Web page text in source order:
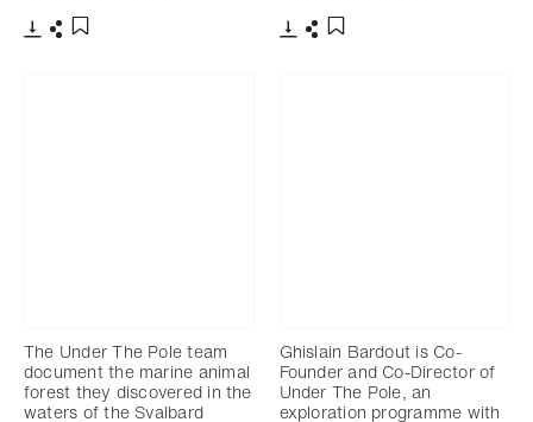
The Under The Pole team
document the marine animal
forest they discovered in the
waters of the Svalbard
Ghislain Bardout is Co-
Founder and Co-Director of
Under The Pole, an
exploration programme with